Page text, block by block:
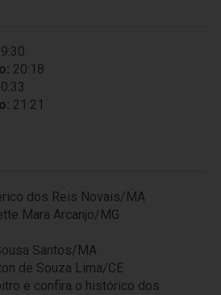
20:18
21:21
dos Reis Novais/MA
Mara Arcanjo/MG
Santos/MA
de Souza Lima/CE
e confira o histórico dos